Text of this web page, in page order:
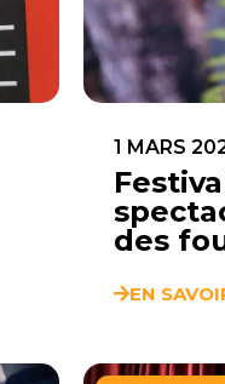
1 MARS
des
EN